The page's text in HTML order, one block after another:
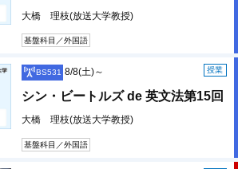
大橋 理枝(放送大学教授)
基盤科目／外国語
BS531 授業
8/8(土)～
シン・ビートルズ de 英文法第15回
大橋 理枝(放送大学教授)
基盤科目／外国語